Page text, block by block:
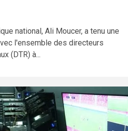
national, Ali Moucer, a tenu une
l'ensemble des directeurs
(DTR) à...